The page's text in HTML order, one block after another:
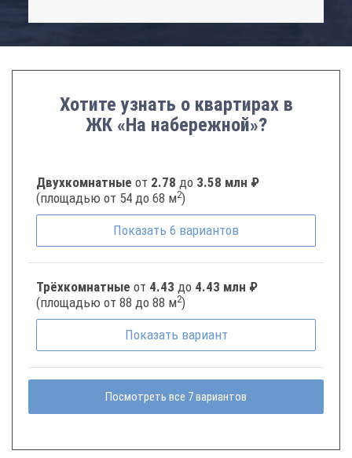
Хотите узнать о квартирах в
ЖК «На набережной»?
Двухкомнатные от 2.78 до 3.58 млн ₽
(площадью от 54 до 68 м2)
Показать 6 вариантов
Трёхкомнатные от 4.43 до 4.43 млн ₽
(площадью от 88 до 88 м2)
Показать вариант
Посмотреть все 7 вариантов